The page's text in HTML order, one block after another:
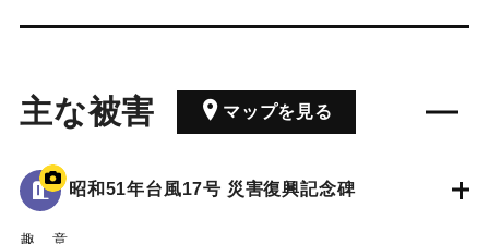
主な被害 マップを見る
昭和51年台風17号 災害復興記念碑
趣 意